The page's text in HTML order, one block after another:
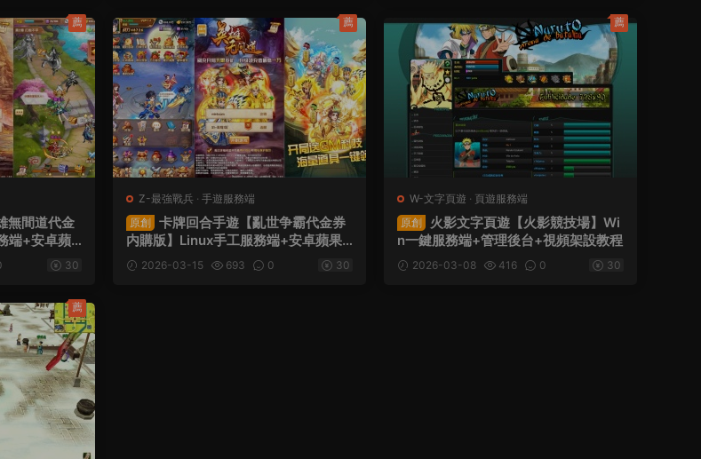
無間道代金
端+安卓蘋
權後台+全30
薦
Z-最強戰兵 · 手遊服務端
原創
卡牌回合手遊【亂世争霸代金券
内購版】Linux手工服務端+安卓蘋果
雙端+管理後台+CDK授權後台+全套
源碼+視頻架設教程
2026-03-15 693 0 30
薦
W-文字頁遊 · 頁遊服務端
原創
火影文字頁遊【火影競技場】Wi
n一鍵服務端+管理後台+視頻架設教程
2026-03-08 416 0 30
薦
薦